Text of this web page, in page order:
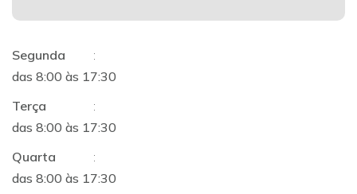
Segunda
:
das 8:00 às 17:30
Terça
:
das 8:00 às 17:30
Quarta
:
das 8:00 às 17:30